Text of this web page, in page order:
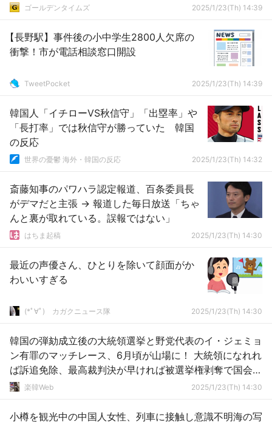
ゴールデンタイムズ 2025/1/23(Th) 14:39
【長野駅】事件後の小中学生2800人欠席の
衝撃！市が電話相談窓口開設
TweetPocket 2025/1/23(Th) 14:39
韓国人「イチローVS秋信守」「出塁率」や
「長打率」では秋信守が勝っていた 韓国
の反応
世界の憂鬱 海外・韓国の反応 2025/1/23(Th) 14:32
斎藤知事のパワハラ認定報道、百条委員長
がデマだと主張 → 報道した毎日放送「ちゃ
んと裏が取れている。誤報ではない」
はちま起稿 2025/1/23(Th) 14:30
最近の声優さん、ひとりを除いて顔面がか
わいいすぎる
(*ﾟ∀ﾟ)ゞカガクニュース隊 2025/1/23(Th) 14:30
韓国の弾劾成立後の大統領選挙と野党代表のイ・ジェミョ
ン有罪のマッチレース、6月頃が山場に！ 大統領になれれ
ば訴追免除、最高裁判決が早ければ被選挙権剥奪で国会議
員の地位も喪失へ
楽韓Web 2025/1/23(Th) 14:30
小樽を観光中の中国人女性、列車に接触し意識不明海の写